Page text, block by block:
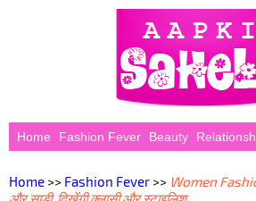
Home Fashion Fever Beauty
Home >> Fashion Fever >> Women